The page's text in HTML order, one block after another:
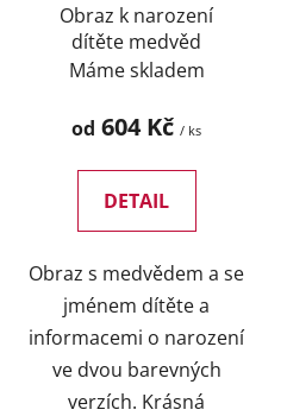
Obraz k narození
dítěte medvěd
Máme skladem
od 604 Kč / ks
DETAIL
Obraz s medvědem a se
jménem dítěte a
informacemi o narození
ve dvou barevných
verzích. Krásná